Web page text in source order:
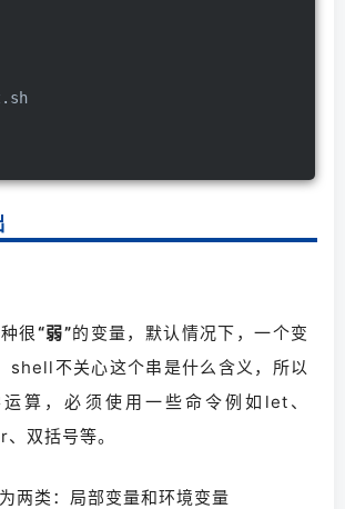
很“弱”的变量，默认情况下，一个变
shell不关心这个串是什么含义，所以
算，必须使用一些命令例如let、
双括号等。
两类：局部变量和环境变量